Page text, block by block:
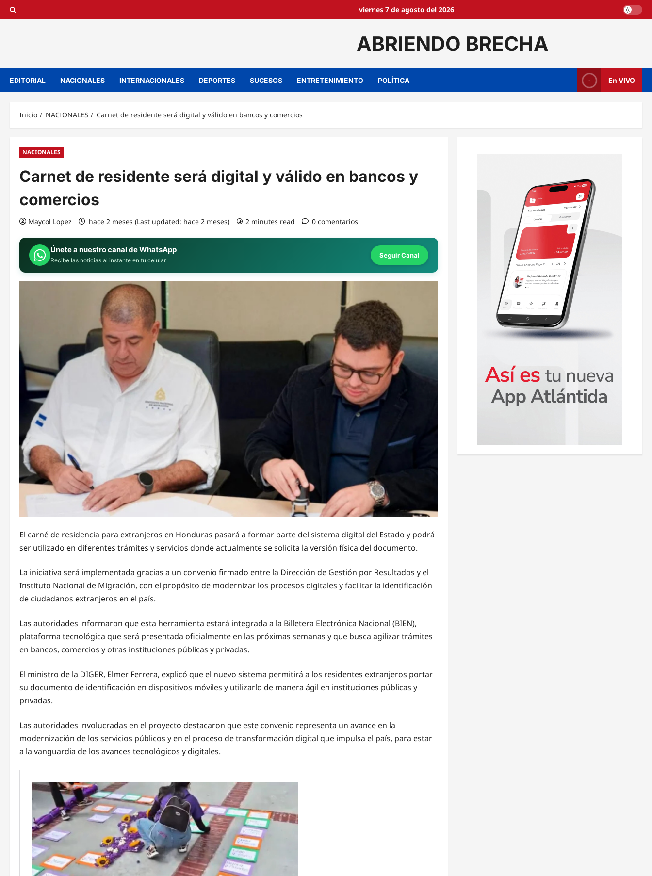
Saltar
viernes 7 de agosto del 2026
ABRIENDO BRECHA
EDITORIAL NACIONALES INTERNACIONALES DEPORTES SUCESOS ENTRETENIMIENTO POLÍTICA En VIVO
Inicio NACIONALES Carnet de residente será digital y válido en bancos y comercios
NACIONALES
Carnet de residente será digital y válido en bancos y
comercios
Maycol Lopez hace 2 meses (Last updated: hace 2 meses) 2 minutes read 0 comentarios
Únete a nuestro canal de WhatsApp
Recibe las noticias al instante en tu celular
Seguir Canal
El carné de residencia para extranjeros en Honduras pasará a formar parte del sistema digital del Estado y podrá
ser utilizado en diferentes trámites y servicios donde actualmente se solicita la versión física del documento.
La iniciativa será implementada gracias a un convenio firmado entre la Dirección de Gestión por Resultados y el
Instituto Nacional de Migración, con el propósito de modernizar los procesos digitales y facilitar la identificación
de ciudadanos extranjeros en el país.
Las autoridades informaron que esta herramienta estará integrada a la Billetera Electrónica Nacional (BIEN),
plataforma tecnológica que será presentada oficialmente en las próximas semanas y que busca agilizar trámites
en bancos, comercios y otras instituciones públicas y privadas.
El ministro de la DIGER, Elmer Ferrera, explicó que el nuevo sistema permitirá a los residentes extranjeros portar
su documento de identificación en dispositivos móviles y utilizarlo de manera ágil en instituciones públicas y
privadas.
Las autoridades involucradas en el proyecto destacaron que este convenio representa un avance en la
modernización de los servicios públicos y en el proceso de transformación digital que impulsa el país, para estar
a la vanguardia de los avances tecnológicos y digitales.